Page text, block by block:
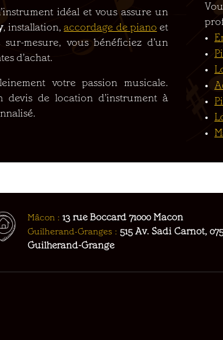
idéal et vous assure un
, installation,accordage de piano et
mesure, vous bénéficiez d’un
d’achat.
votre passion musicale.
de location d’instrument à
Mâcon :13 rue Boccard 71000 Macon
Guilherand-Granges : 515 Av. Sadi Carnot,
Guilherand-Grange